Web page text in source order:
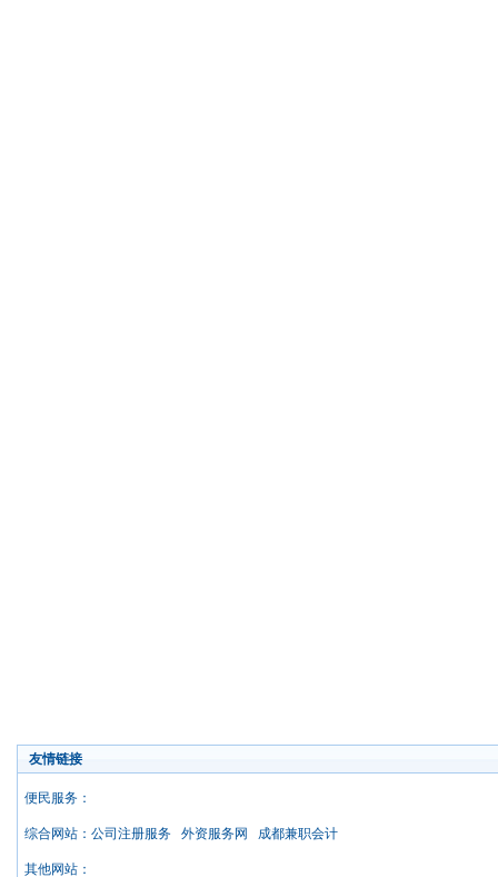
友情链接
便民服务：
综合网站： 公司注册服务 外资服务网 成都兼职会计
其他网站：